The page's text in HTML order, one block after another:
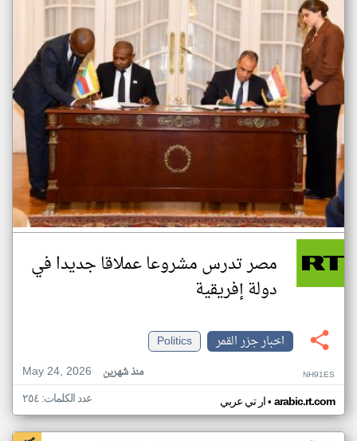
مصر تدرس مشروعا عملاقا جديدا في
دولة إفريقية
اخبار جزر القمر
Politics
May 24, 2026
منذ شهرين NH91ES
ار تي عربي• arabic.rt.com عدد الكلمات: ٢٥٤